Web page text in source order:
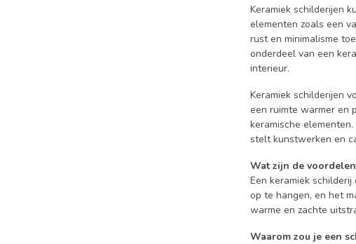
Keramiek schilderijen
elementen zoals een
rust en minimalisme
onderdeel van een
interieur.
Keramiek schilderijen
een ruimte warmer en
keramische
stelt kunstwerken en
Wat zijn de
Een keramiek
op te hangen, en het
warme en zachte
Waarom zou je een